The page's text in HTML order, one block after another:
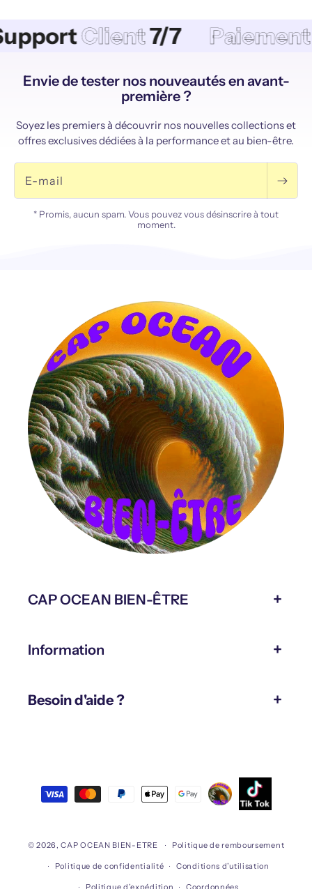
Client7/7 Paiement
Envie de tester nos nouveautés en avant-
première ?
Soyez les premiers à découvrir nos nouvelles collections et
offres exclusives dédiées à la performance et au bien-être.
E-mail
* Promis, aucun spam. Vous pouvez vous désinscrire à tout
moment.
CAP OCEAN BIEN-ÊTRE
Information
Besoin d'aide ?
de
paiement
© 2026,CAP OCEAN BIEN-ETRE Politique de remboursement
Politique de confidentialité Conditions d’utilisation
Politique d’expédition Coordonnées